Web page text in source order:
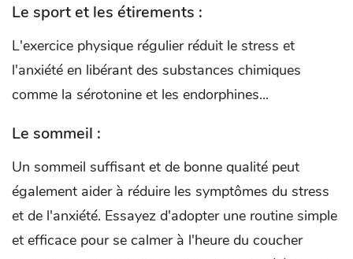
Le sport et les étirements :
L'exercice physique régulier réduit le stress et
l'anxiété en libérant des substances chimiques
comme la sérotonine et les endorphines...
Le sommeil :
Un sommeil suffisant et de bonne qualité peut
également aider à réduire les symptômes du stress
et de l'anxiété. Essayez d'adopter une routine simple
et efficace pour se calmer à l'heure du coucher